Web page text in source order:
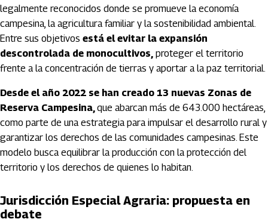
legalmente reconocidos donde se promueve la economía
campesina, la agricultura familiar y la sostenibilidad ambiental.
Entre sus objetivos está el evitar la expansión
descontrolada de monocultivos, proteger el territorio
frente a la concentración de tierras y aportar a la paz territorial.
Desde el año 2022 se han creado 13 nuevas Zonas de
Reserva Campesina,que abarcan más de 643.000 hectáreas,
como parte de una estrategia para impulsar el desarrollo rural y
garantizar los derechos de las comunidades campesinas. Este
modelo busca equilibrar la producción con la protección del
territorio y los derechos de quienes lo habitan.
Jurisdicción Especial Agraria: propuesta en
debate